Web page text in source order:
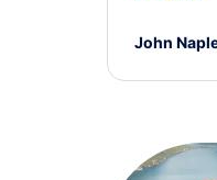
John